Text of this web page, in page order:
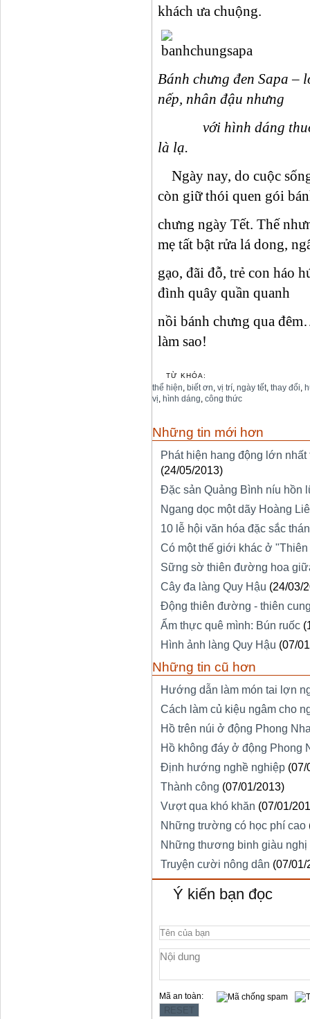
khách ưa chuộng.
Bánh chưng đen Sapa –
nếp, nhân đậu nhưng
với hình dáng thuôn
là lạ.
Ngày nay, do cuộc
còn giữ thói quen gói
chưng ngày Tết. Thế
mẹ tất bật rửa lá dong,
gạo, đãi đỗ, trẻ con háo
đình quây quần quanh
nồi bánh chưng qua
làm sao!
TỪ KHÓA:
thể hiện, biết ơn, vị trí, ngày tết, thay đổi,
vị, hình dáng, công thức
Những tin mới hơn
Phát hiện hang động lớn
(24/05/2013)
Đặc sản Quảng Bình níu hồn
Ngang dọc một dãy Hoàng
10 lễ hội văn hóa đặc sắc
Có một thế giới khác ở
Sững sờ thiên đường hoa
Cây đa làng Quy Hậu (24/03/
Động thiên đường - thiên
Ẩm thực quê mình: Bún ruốc
Hình ảnh làng Quy Hậu (07/
Những tin cũ hơn
Hướng dẫn làm món tai lợn
Cách làm củ kiệu ngâm cho
Hồ trên núi ở động Phong
Hồ không đáy ở động Phong
Định hướng nghề nghiệp (07/
Thành công (07/01/2013)
Vượt qua khó khăn (07/01/
Những trường có học phí cao
Những thương binh giàu
Truyện cười nông dân (07/01/
Ý kiến bạn đọc
Mã an toàn: